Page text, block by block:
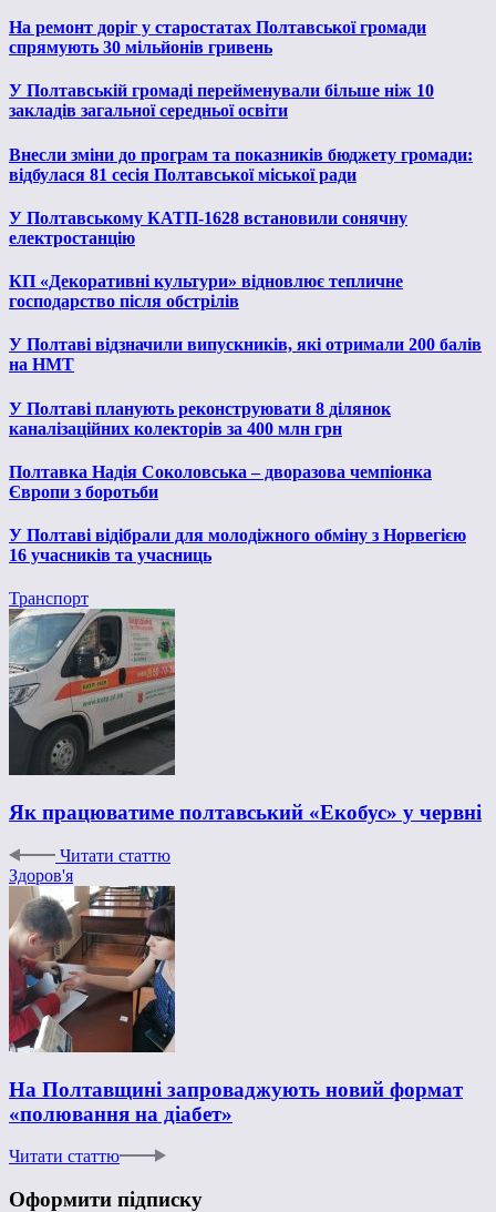
На ремонт доріг у старостатах Полтавської громади
спрямують 30 мільйонів гривень
У Полтавській громаді перейменували більше ніж 10
закладів загальної середньої освіти
Внесли зміни до програм та показників бюджету громади:
відбулася 81 сесія Полтавської міської ради
У Полтавському КАТП-1628 встановили сонячну
електростанцію
КП «Декоративні культури» відновлює тепличне
господарство після обстрілів
У Полтаві відзначили випускників, які отримали 200 балів
на НМТ
У Полтаві планують реконструювати 8 ділянок
каналізаційних колекторів за 400 млн грн
Полтавка Надія Соколовська – дворазова чемпіонка
Європи з боротьби
У Полтаві відібрали для молодіжного обміну з Норвегією
16 учасників та учасниць
Транспорт
Як працюватиме полтавський «Екобус» у червні
Читати статтю
Здоров'я
На Полтавщині запроваджують новий формат
«полювання на діабет»
Читати статтю
Оформити підписку